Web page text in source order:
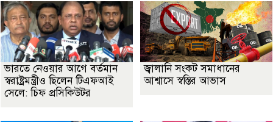
ভারতে নেওয়ার আগে বর্তমান
স্বরাষ্ট্রমন্ত্রীও ছিলেন টিএফআই
সেলে: চিফ প্রসিকিউটর
জ্বালানি সংকট সমাধানের
আশ্বাসে স্বস্তির আভাস